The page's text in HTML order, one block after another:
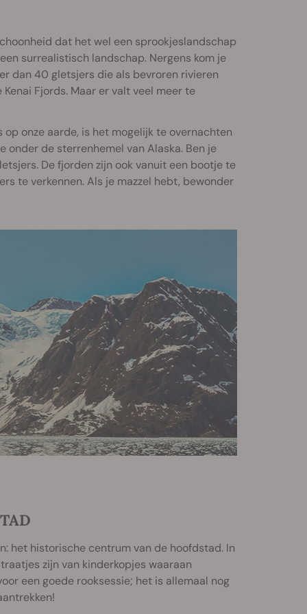
dat het wel een sprookjeslandschap
surrealistisch landschap. Nergens kom je
dan 40 gletsjers die als bevroren rivieren
Fjords. Maar er valt veel meer te
onze aarde, is het mogelijk te overnachten
onder de sterrenhemel van Alaska. Ben je
De fjorden zijn ook vanuit een bootje te
te verkennen. Als je mazzel hebt, bewonder
het historische centrum van de hoofdstad. In
zijn van kinderkopjes waaraan
een goede rooksessie; het is allemaal nog